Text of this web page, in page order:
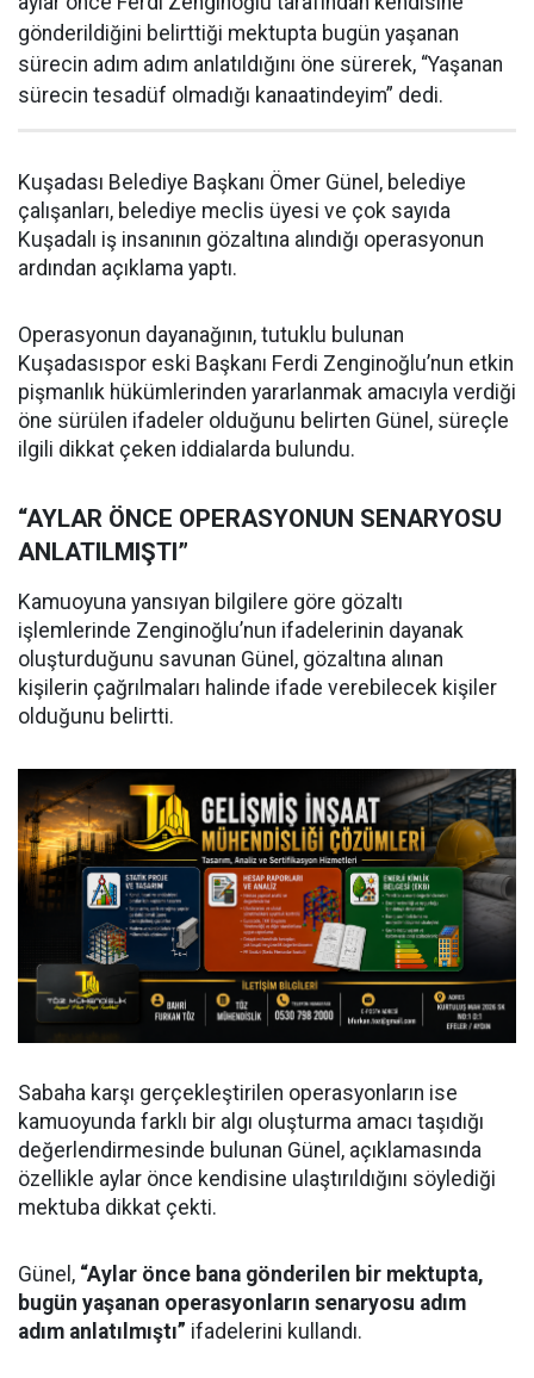
gönderildiğini belirttiği mektupta bugün yaşanan
sürecin adım adım anlatıldığını öne sürerek, “Yaşanan
sürecin tesadüf olmadığı kanaatindeyim” dedi.
Kuşadası Belediye Başkanı Ömer Günel, belediye
çalışanları, belediye meclis üyesi ve çok sayıda
Kuşadalı iş insanının gözaltına alındığı operasyonun
ardından açıklama yaptı.
Operasyonun dayanağının, tutuklu bulunan
Kuşadasıspor eski Başkanı Ferdi Zenginoğlu’nun etkin
pişmanlık hükümlerinden yararlanmak amacıyla verdiği
öne sürülen ifadeler olduğunu belirten Günel, süreçle
ilgili dikkat çeken iddialarda bulundu.
“AYLAR ÖNCE OPERASYONUN SENARYOSU
ANLATILMIŞTI”
Kamuoyuna yansıyan bilgilere göre gözaltı
işlemlerinde Zenginoğlu’nun ifadelerinin dayanak
oluşturduğunu savunan Günel, gözaltına alınan
kişilerin çağrılmaları halinde ifade verebilecek kişiler
olduğunu belirtti.
Sabaha karşı gerçekleştirilen operasyonların ise
kamuoyunda farklı bir algı oluşturma amacı taşıdığı
değerlendirmesinde bulunan Günel, açıklamasında
özellikle aylar önce kendisine ulaştırıldığını söylediği
mektuba dikkat çekti.
Günel, “Aylar önce bana gönderilen bir mektupta,
bugün yaşanan operasyonların senaryosu adım
adım anlatılmıştı” ifadelerini kullandı.